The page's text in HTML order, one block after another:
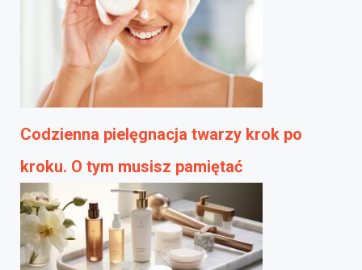
Codzienna pielęgnacja twarzy krok po
kroku. O tym musisz pamiętać